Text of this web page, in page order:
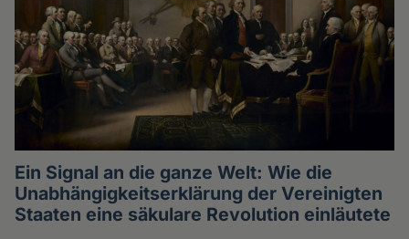
Ein Signal an die ganze Welt: Wie die
Unabhängigkeitserklärung der Vereinigten
Staaten eine säkulare Revolution einläutete